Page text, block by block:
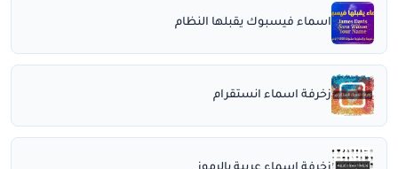
اسماء فيسبوك يقبلها النظام
زخرفة اسماء انستقرام